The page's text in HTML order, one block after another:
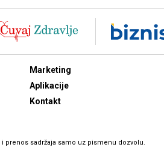
Marketing
Aplikacije
Kontakt
i prenos sadržaja samo uz pismenu dozvolu.